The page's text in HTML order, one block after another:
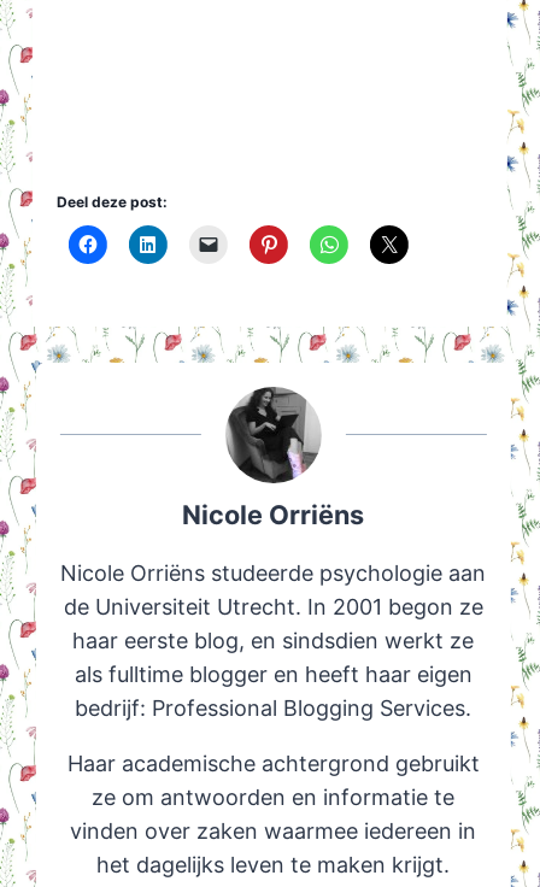
Deel deze post:
Nicole Orriëns
Nicole Orriëns studeerde psychologie aan
de Universiteit Utrecht. In 2001 begon ze
haar eerste blog, en sindsdien werkt ze
als fulltime blogger en heeft haar eigen
bedrijf: Professional Blogging Services.
Haar academische achtergrond gebruikt
ze om antwoorden en informatie te
vinden over zaken waarmee iedereen in
het dagelijks leven te maken krijgt.